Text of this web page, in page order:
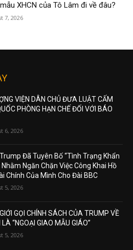
XHCN của Tô Lâm đi về đâu?
7, 2026
VIỆN DÂN CHỦ ĐƯA LUẬT CẤM
PHÒNG HẠN CHẾ ĐỐI VỚI BÁO
6, 2026
Đã Tuyên Bố “Tình Trạng Khẩn
Nhằm Ngăn Chặn Việc Công Khai Hồ
Chính Của Mình Cho Đài BBC
5, 2026
GỌI CHÍNH SÁCH CỦA TRUMP VỀ
LÀ “NGOẠI GIAO MẪU GIÁO”
5, 2026